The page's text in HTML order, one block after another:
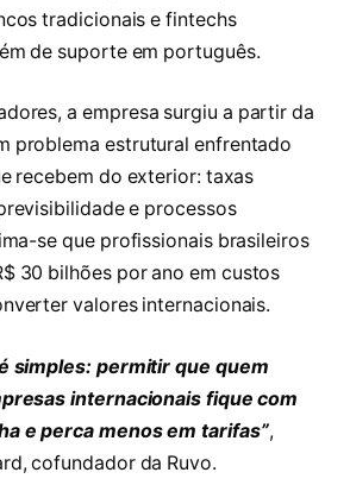
tradicionais e fintechs
de suporte em português.
a empresa surgiu a partir da
problema estrutural enfrentado
recebem do exterior: taxas
e processos
se que profissionais brasileiros
30 bilhões por ano em custos
valores internacionais.
simples: permitir que quem
internacionais fique com
e perca menos em tarifas”,
cofundador da Ruvo.